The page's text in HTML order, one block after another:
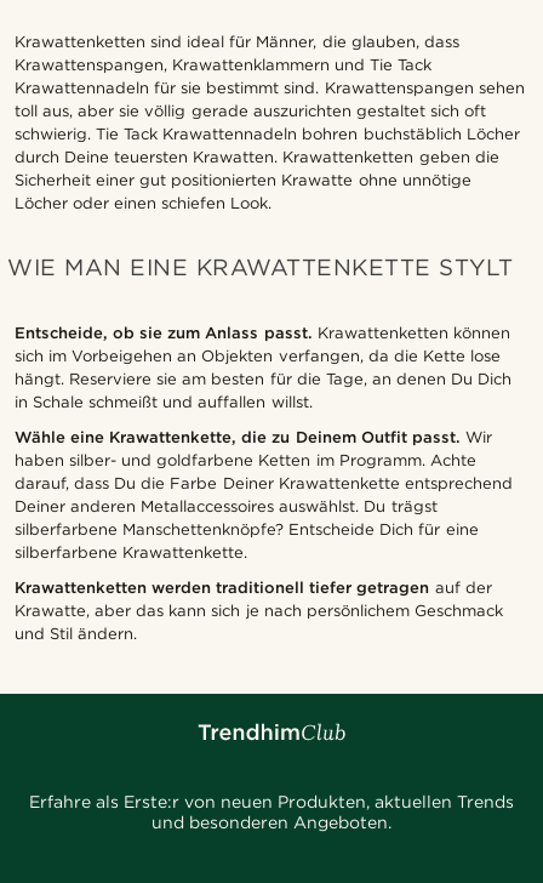
Krawattenketten sind ideal für Männer, die glauben, dass
Krawattenspangen, Krawattenklammern und Tie Tack
Krawattennadeln für sie bestimmt sind. Krawattenspangen sehen
toll aus, aber sie völlig gerade auszurichten gestaltet sich oft
schwierig. Tie Tack Krawattennadeln bohren buchstäblich Löcher
durch Deine teuersten Krawatten. Krawattenketten geben die
Sicherheit einer gut positionierten Krawatte ohne unnötige
Löcher oder einen schiefen Look.
WIE MAN EINE KRAWATTENKETTE STYLT
Entscheide, ob sie zum Anlass passt. Krawattenketten können
sich im Vorbeigehen an Objekten verfangen, da die Kette lose
hängt. Reserviere sie am besten für die Tage, an denen Du Dich
in Schale schmeißt und auffallen willst.
Wähle eine Krawattenkette, die zu Deinem Outfit passt. Wir
haben silber- und goldfarbene Ketten im Programm. Achte
darauf, dass Du die Farbe Deiner Krawattenkette entsprechend
Deiner anderen Metallaccessoires auswählst. Du trägst
silberfarbene Manschettenknöpfe? Entscheide Dich für eine
silberfarbene Krawattenkette.
Krawattenketten werden traditionell tiefer getragen auf der
Krawatte, aber das kann sich je nach persönlichem Geschmack
und Stil ändern.
Erfahre als Erste:r von neuen Produkten, aktuellen Trends
und besonderen Angeboten.